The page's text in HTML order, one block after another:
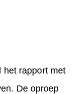
het rapport met
De oproep